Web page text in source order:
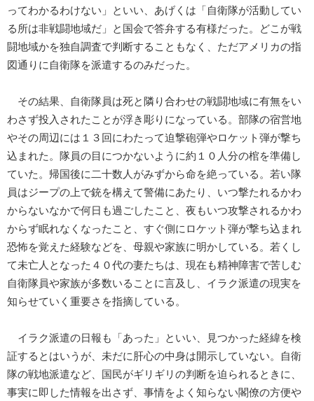
ってわかるわけない」といい、あげくは「自衛隊が活動してい
る所は非戦闘地域だ」と国会で答弁する有様だった。どこが戦
闘地域かを独自調査で判断することもなく、ただアメリカの指
図通りに自衛隊を派遣するのみだった。
その結果、自衛隊員は死と隣り合わせの戦闘地域に有無をい
わさず投入されたことが浮き彫りになっている。部隊の宿営地
やその周辺には１３回にわたって迫撃砲弾やロケット弾が撃ち
込まれた。隊員の目につかないように約１０人分の棺を準備し
ていた。帰国後に二十数人がみずから命を絶っている。若い隊
員はジープの上で銃を構えて警備にあたり、いつ撃たれるかわ
からないなかで何日も過ごしたこと、夜もいつ攻撃されるかわ
からず眠れなくなったこと、すぐ側にロケット弾が撃ち込まれ
恐怖を覚えた経験などを、母親や家族に明かしている。若くし
て未亡人となった４０代の妻たちは、現在も精神障害で苦しむ
自衛隊員や家族が多数いることに言及し、イラク派遣の現実を
知らせていく重要さを指摘している。
イラク派遣の日報も「あった」といい、見つかった経緯を検
証するとはいうが、未だに肝心の中身は開示していない。自衛
隊の戦地派遣など、国民がギリギリの判断を迫られるときに、
事実に即した情報を出さず、事情をよく知らない閣僚の方便や